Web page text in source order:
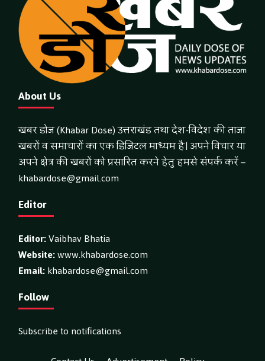
About Us
खबर डोज (Khabar Dose) उत्तराखंड तथा देश-विदेश की ताजा
खबरों व समाचारों का एक डिजिटल माध्यम है। अपने विचार या
अपने क्षेत्र की खबरों को प्रसारित करने हेतु हमसे संपर्क करें –
khabardose@gmail.com
Editor
Editor:Vaibhav Bhatia
Website:www.khabardose.com
Email:khabardose@gmail.com
Follow
Subscribe to notifications